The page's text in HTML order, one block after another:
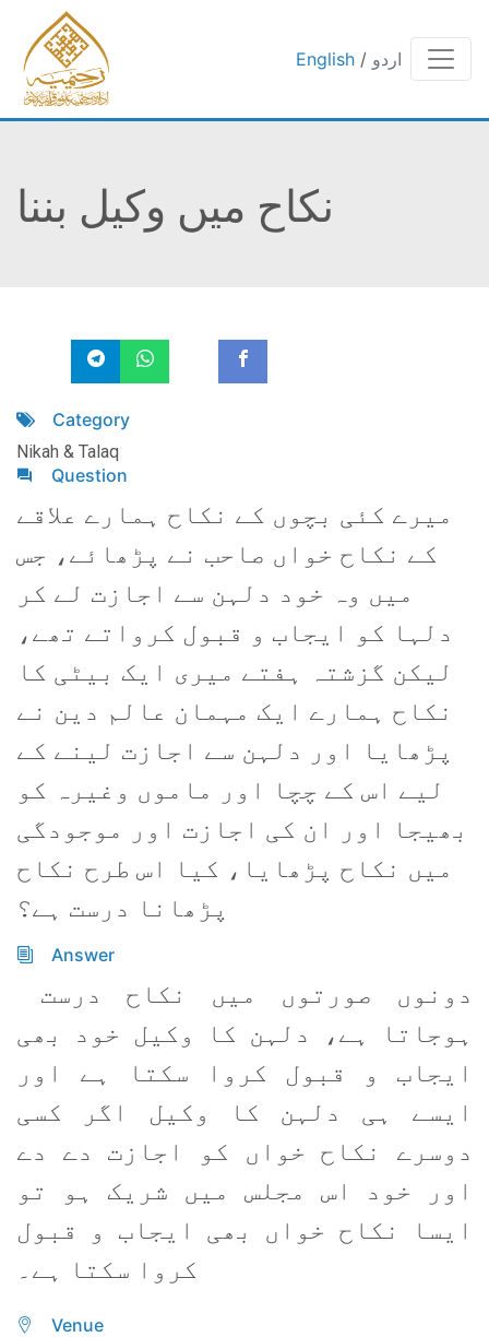
English / اردو
نکاح میں وکیل بننا
Category
Nikah & Talaq
Question
میرے کئی بچوں کے نکاح ہمارے علاقے
کے نکاح خواں صاحب نے پڑھائے، جس
میں وہ خود دلہن سے اجازت لے کر
دلہا کو ایجاب و قبول کرواتے تھے،
لیکن گزشتہ ہفتے میری ایک بیٹی کا
نکاح ہمارے ایک مہمان عالم دین نے
پڑھایا اور دلہن سے اجازت لینے کے
لیے اس کے چچا اور ماموں وغیرہ کو
بھیجا اور ان کی اجازت اور موجودگی
میں نکاح پڑھایا، کیا اس طرح نکاح
پڑھانا درست ہے؟
Answer
ہوجاتا ہے، دلہن کا وکیل خود بھی
ایجاب و قبول کروا سکتا ہے اور
ایسے ہی دلہن کا وکیل اگر کسی
دوسرے نکاح خواں کو اجازت دے دے
اور خود اس مجلس میں شریک ہو تو
ایسا نکاح خواں بھی ایجاب و قبول
کروا سکتا ہے۔
Venue